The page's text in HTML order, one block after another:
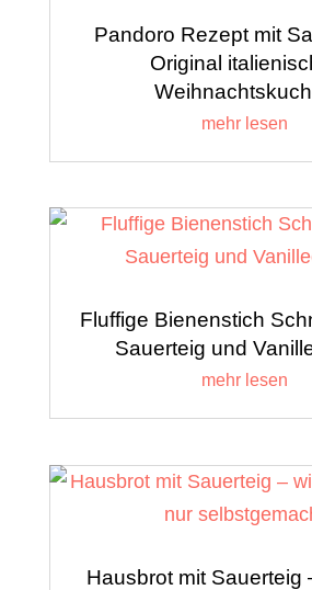
Pandoro Rezept mit
Original
mehr lesen
Fluffige Bienenstich
Sauerteig und
mehr lesen
Hausbrot mit Sauerteig